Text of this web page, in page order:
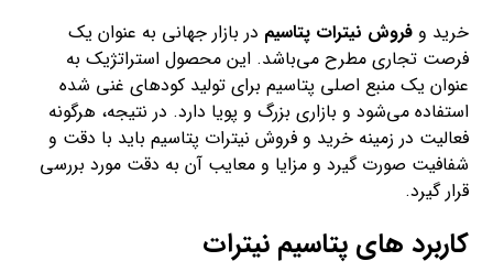
خرید وفروش نیترات پتاسیم در بازار جهانی به عنوان یک
فرصت تجاری مطرح می‌باشد. این محصول استراتژیک به
عنوان یک منبع اصلی پتاسیم برای تولید کودهای غنی شده
استفاده می‌شود و بازاری بزرگ و پویا دارد. در نتیجه، هرگونه
فعالیت در زمینه خرید و فروش نیترات پتاسیم باید با دقت و
شفافیت صورت گیرد و مزایا و معایب آن به دقت مورد بررسی
قرار گیرد.
کاربرد های پتاسیم نیترات